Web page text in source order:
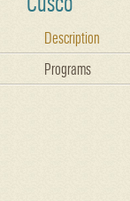
Description
Programs